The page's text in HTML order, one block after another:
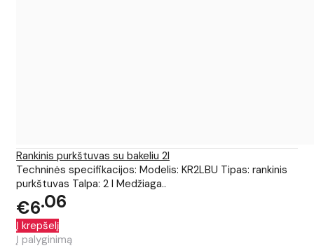
Rankinis purkštuvas su bakeliu 2l
Techninės specifikacijos: Modelis: KR2LBU Tipas: rankinis
purkštuvas Talpa: 2 l Medžiaga..
€6 06
Į krepšelį
Į palyginimą